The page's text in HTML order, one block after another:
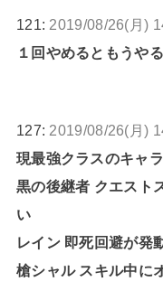
121: 2019/08/26(月)
１回やめるともうや
127: 2019/08/26(月)
現最強クラスのキャラ
黒の後継者 クエスト
い
レイン 即死回避が発
槍シャル スキル中に